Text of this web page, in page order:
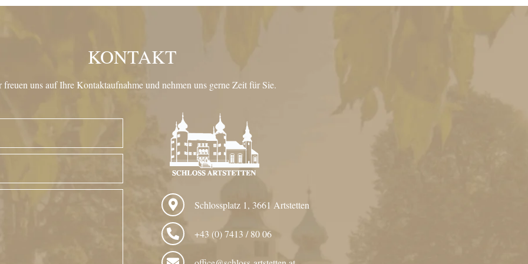
KONTAKT
freuen uns auf Ihre Kontaktaufnahme und nehmen uns gerne Zeit für Sie.
Schlossplatz 1, 3661 Artstetten
+43 (0) 7413 / 80 06